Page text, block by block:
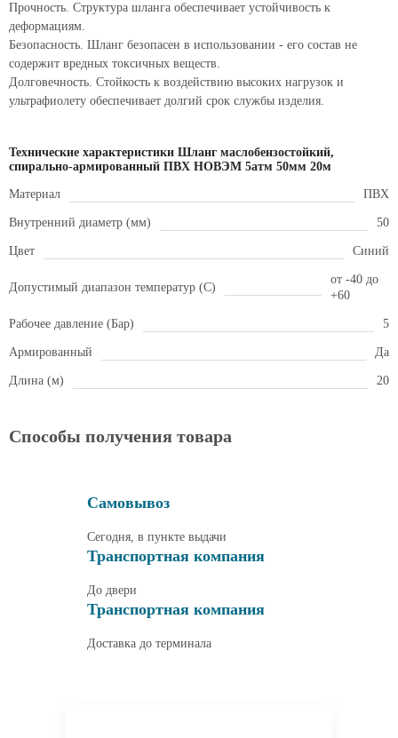
Прочность. Структура шланга обеспечивает устойчивость к
деформациям.
Безопасность. Шланг безопасен в использовании - его состав не
содержит вредных токсичных веществ.
Долговечность. Стойкость к воздействию высоких нагрузок и
ультрафиолету обеспечивает долгий срок службы изделия.
Технические характеристики Шланг маслобензостойкий,
спирально-армированный ПВХ НОВЭМ 5атм 50мм 20м
Материал ПВХ
Внутренний диаметр (мм) 50
Цвет Синий
Допустимый диапазон температур (С)
от -40 до
+60
Рабочее давление (Бар) 5
Армированный Да
Длина (м) 20
Способы получения товара
Самовывоз
Сегодня, в пункте выдачи
Транспортная компания
До двери
Транспортная компания
Доставка до терминала